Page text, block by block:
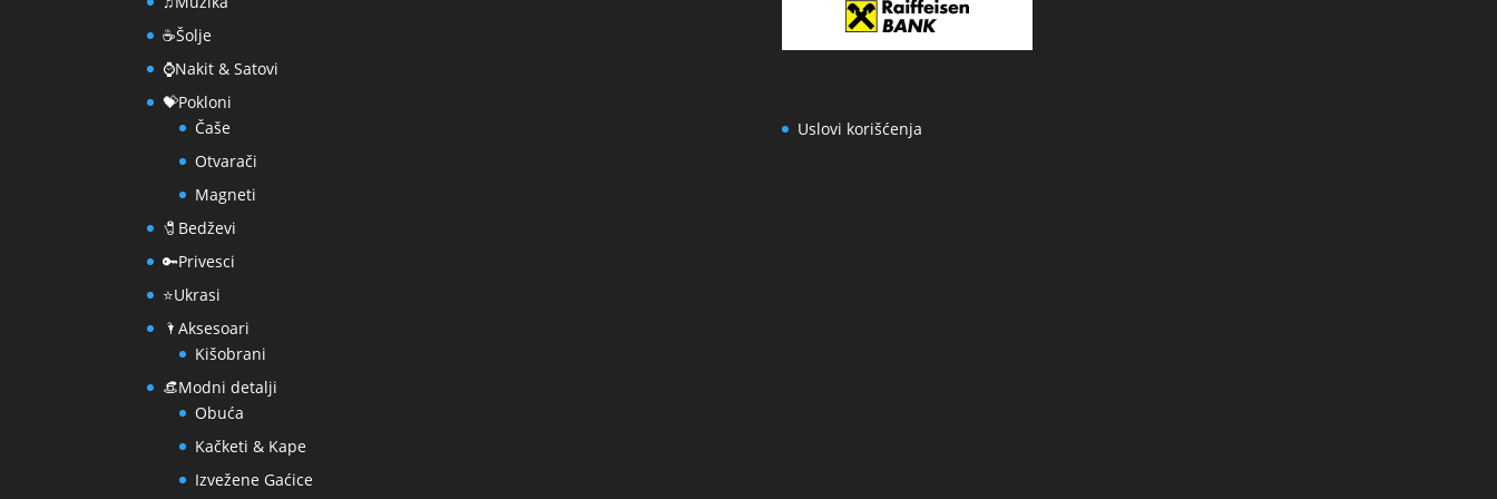
☕Šolje
⌚Nakit & Satovi
💝Pokloni
Čaše
Otvarači
Magneti
🧷Bedževi
🔑Privesci
⭐Ukrasi
🌂Aksesoari
Kišobrani
👒Modni detalji
Obuća
Kačketi & Kape
Izvežene Gaćice
Uslovi korišćenja